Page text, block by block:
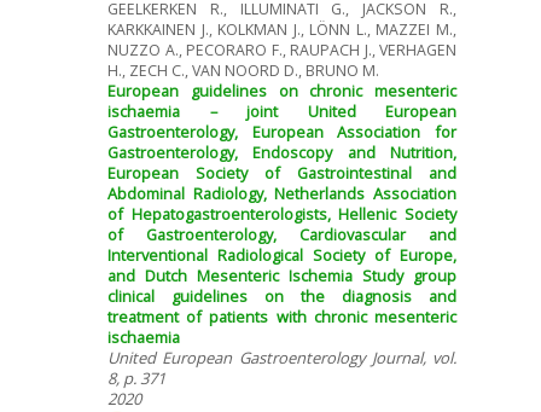
GEELKERKEN R., ILLUMINATI G., JACKSON R.,
KARKKAINEN J., KOLKMAN J., LÖNN L., MAZZEI M.,
NUZZO A., PECORARO F., RAUPACH J., VERHAGEN
H., ZECH C., VAN NOORD D., BRUNO M.
European guidelines on chronic mesenteric
ischaemia – joint United European
Gastroenterology, European Association for
Gastroenterology, Endoscopy and Nutrition,
European Society of Gastrointestinal and
Abdominal Radiology, Netherlands Association
of Hepatogastroenterologists, Hellenic Society
of Gastroenterology, Cardiovascular and
Interventional Radiological Society of Europe,
and Dutch Mesenteric Ischemia Study group
clinical guidelines on the diagnosis and
treatment of patients with chronic mesenteric
ischaemia
United European Gastroenterology Journal, vol.
8, p. 371
2020